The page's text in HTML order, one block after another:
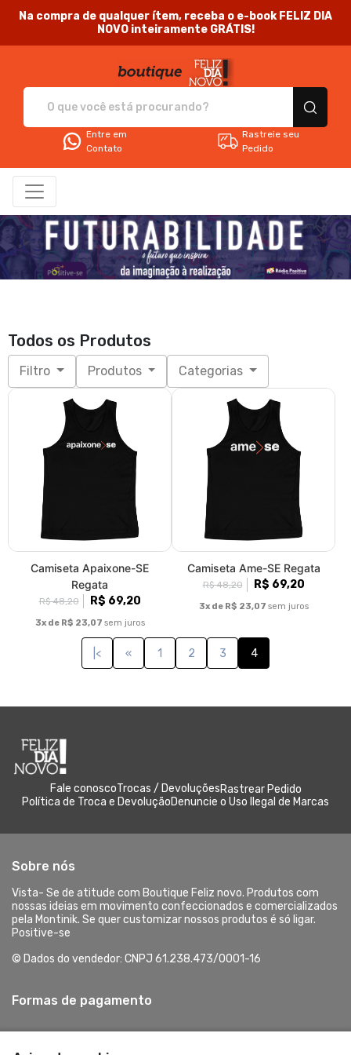
Na compra de qualquer ítem, receba o e-book FELIZ DIA
NOVO inteiramente GRÁTIS!
Entre em
Contato
Rastreie seu
Pedido
Todos os Produtos
Filtro Produtos Categorias
Camiseta Apaixone-SE
Regata
R$ 48,20 R$ 69,20
3x de R$ 23,07 sem juros
Camiseta Ame-SE Regata
R$ 48,20 R$ 69,20
3x de R$ 23,07 sem juros
|< « 1 2 3 4
Fale conoscoTrocas / DevoluçõesRastrear Pedido
Política de Troca e DevoluçãoDenuncie o Uso Ilegal de Marcas
Sobre nós
Vista- Se de atitude com Boutique Feliz novo. Produtos com
nossas ideias em movimento confeccionados e comercializados
pela Montinik. Se quer customizar nossos produtos é só ligar.
Positive-se
© Dados do vendedor: CNPJ 61.238.473/0001-16
Formas de pagamento